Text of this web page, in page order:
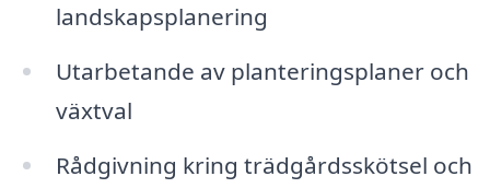
landskapsplanering
Utarbetande av planteringsplaner och
växtval
Rådgivning kring trädgårdsskötsel och